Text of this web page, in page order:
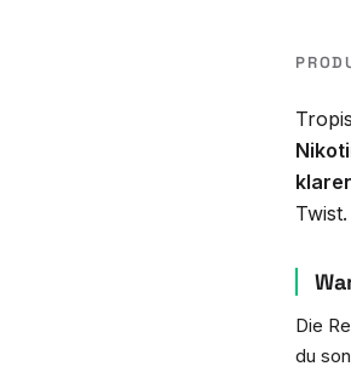
Twist.
Die
du